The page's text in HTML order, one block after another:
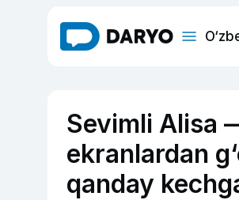
Sevimli Alisa
ekranlardan
qanday